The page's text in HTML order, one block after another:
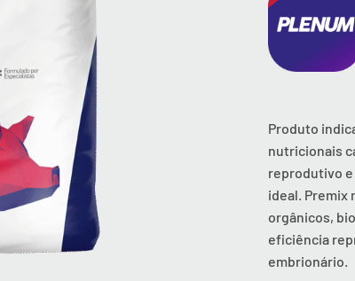
Produto
nutricionais
reprodutivo e
ideal. Premix
orgânicos,
eficiência
embrionário.